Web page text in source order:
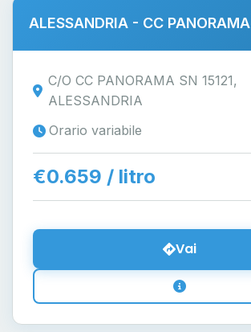
ALESSANDRIA - CC PANORAMA
C/O CC PANORAMA SN 15121,
ALESSANDRIA
Orario variabile
€0.659 / litro
Vai